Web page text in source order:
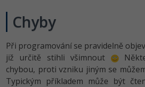
Best practices
Databázový analytik
Copywriter
WordPress specialista
Návrh SW
Algoritmy -41%
Umělá inteligence (AI) -10%
Chyby
Při programování se pravidelně
již určitě stihli všimnout
chybou, proti vzniku jiným se
Typickým příkladem může být